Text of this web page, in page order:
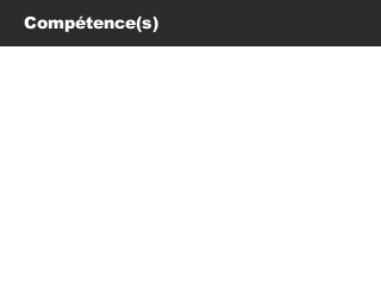
Compétence(s)